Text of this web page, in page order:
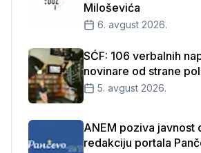
Miloševića
6. avgust 2026.
SĆF: 106 verbalnih
novinare od strane
5. avgust 2026.
ANEM poziva javnost
redakciju portala